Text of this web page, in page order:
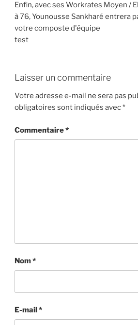
Enfin, avec ses Workrates Moyen /
à 76, Younousse Sankharé entrera
votre composte d'équipe
test
Laisser un commentaire
Votre adresse e-mail ne sera pas
obligatoires sont indiqués avec*
Commentaire*
Nom*
E-mail*